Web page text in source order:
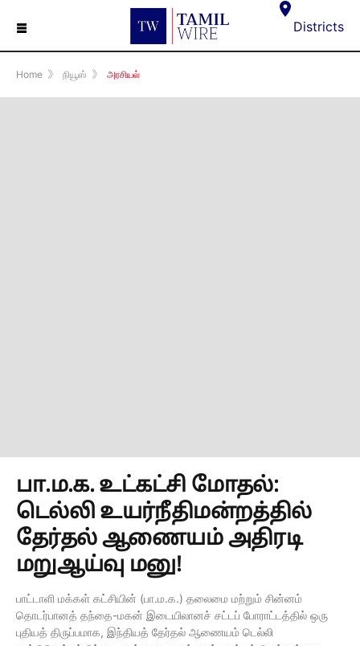
☰ Districts
Home 》 நியூஸ் 》 அரசியல்
பா.ம.க. உட்கட்சி மோதல்:
டெல்லி உயர்நீதிமன்றத்தில்
தேர்தல் ஆணையம் அதிரடி
மறுஆய்வு மனு!
பாட்டாளி மக்கள் கட்சியின் (பா.ம.க.) தலைமை மற்றும் சின்னம்
தொடர்பானத் தந்தை-மகன் இடையிலானச் சட்டப் போராட்டத்தில் ஒரு
புதியத் திருப்பமாக, இந்தியத் தேர்தல் ஆணையம் டெல்லி